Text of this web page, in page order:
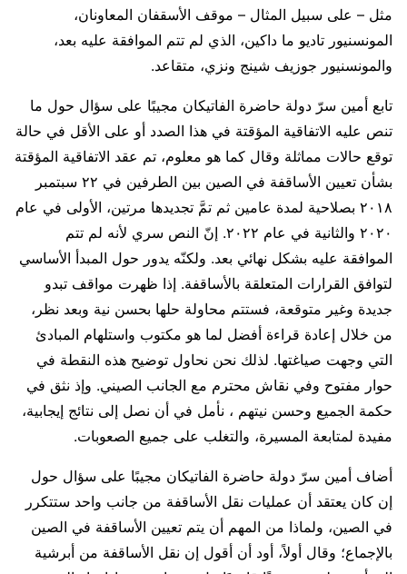
مثل – على سبيل المثال – موقف الأسقفان المعاونان،
المونسنيور تاديو ما داكين، الذي لم تتم الموافقة عليه بعد،
والمونسنيور جوزيف شينج ونزي، متقاعد.
تابع أمين سرّ دولة حاضرة الفاتيكان مجيبًا على سؤال حول ما
تنص عليه الاتفاقية المؤقتة في هذا الصدد أو على الأقل في حالة
توقع حالات مماثلة وقال كما هو معلوم، تم عقد الاتفاقية المؤقتة
بشأن تعيين الأساقفة في الصين بين الطرفين في ٢٢ سبتمبر
٢٠١٨ بصلاحية لمدة عامين ثم تمَّ تجديدها مرتين، الأولى في عام
٢٠٢٠ والثانية في عام ٢٠٢٢. إنّ النص سري لأنه لم تتم
الموافقة عليه بشكل نهائي بعد. ولكنّه يدور حول المبدأ الأساسي
لتوافق القرارات المتعلقة بالأساقفة. إذا ظهرت مواقف تبدو
جديدة وغير متوقعة، فستتم محاولة حلها بحسن نية وبعد نظر،
من خلال إعادة قراءة أفضل لما هو مكتوب واستلهام المبادئ
التي وجهت صياغتها. لذلك نحن نحاول توضيح هذه النقطة في
حوار مفتوح وفي نقاش محترم مع الجانب الصيني. وإذ نثق في
حكمة الجميع وحسن نيتهم ​، نأمل في أن نصل إلى نتائج إيجابية،
مفيدة لمتابعة المسيرة، والتغلب على جميع الصعوبات.
أضاف أمين سرّ دولة حاضرة الفاتيكان مجيبًا على سؤال حول
إن كان يعتقد أن عمليات نقل الأساقفة من جانب واحد ستتكرر
في الصين، ولماذا من المهم أن يتم تعيين الأساقفة في الصين
بالإجماع؛ وقال أولاً، أود أن أقول إن نقل الأساقفة من أبرشية